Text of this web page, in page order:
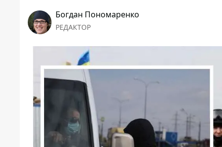
Богдан Пономаренко
РЕДАКТОР